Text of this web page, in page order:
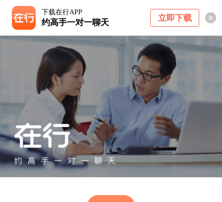
下载在行APP
约高手一对一聊天 立即下载